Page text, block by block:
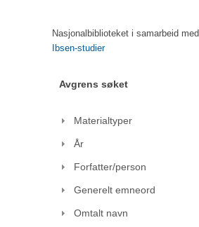
Nasjonalbiblioteket i samarbeid med
Ibsen-studier
Avgrens søket
Materialtyper
År
Forfatter/person
Generelt emneord
Omtalt navn